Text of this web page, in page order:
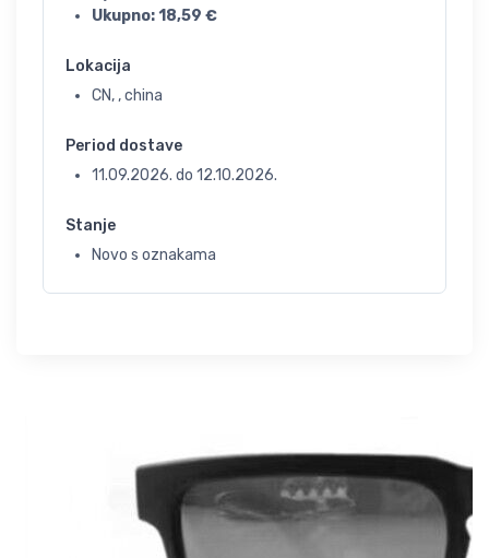
Ukupno:18,59 €
Lokacija
CN, , china
Period dostave
11.09.2026. do 12.10.2026.
Stanje
Novo s oznakama